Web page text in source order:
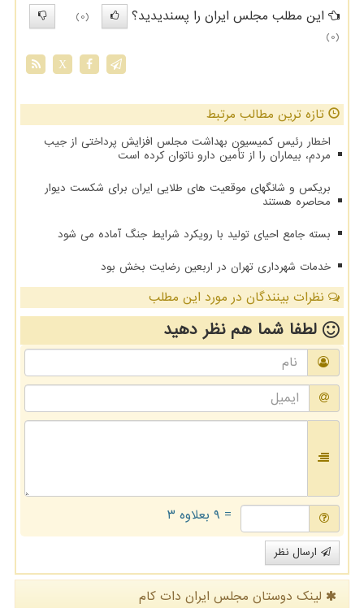
این مطلب مجلس ایران را پسندیدید؟
(0)
(0)
X
تازه ترین مطالب مرتبط
اخطار رئیس کمیسیون بهداشت مجلس افزایش پرداختی از جیب
مردم، بیماران را از تأمین دارو ناتوان کرده است
بریکس و شانگهای موقعیت های طلایی ایران برای شکست دیوار
محاصره هستند
بسته جامع احیای تولید با رویکرد شرایط جنگ آماده می شود
خدمات شهرداری تهران در اربعین رضایت بخش بود
نظرات بینندگان در مورد این مطلب
لطفا شما همنظر دهید
= ۹ بعلاوه ۳
ارسال نظر
لینک دوستان مجلس ایران دات كام